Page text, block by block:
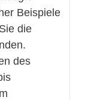
Beispiele
die
des